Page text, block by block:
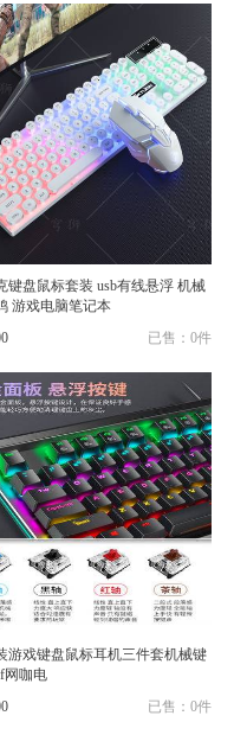
键盘鼠标套装 usb有线悬浮 机械
游戏电脑笔记本
已售：0件
游戏键盘鼠标耳机三件套机械键
网咖电
已售：0件